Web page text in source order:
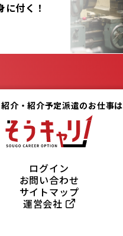
に付く！
介・紹介予定派遣のお仕事は
ログイン
お問い合わせ
サイトマップ
運営会社